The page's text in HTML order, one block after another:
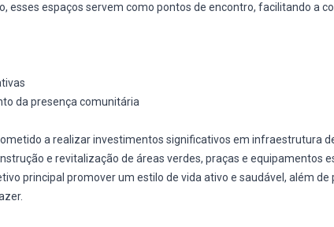
esses espaços servem como pontos de encontro, facilitando a
da presença comunitária
a realizar investimentos significativos em infraestrutura
e revitalização de áreas verdes, praças e equipamentos
principal promover um estilo de vida ativo e saudável, além de